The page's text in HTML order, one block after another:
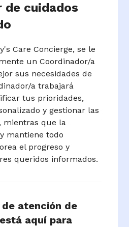
de cuidados
Care Concierge, se le
un Coordinador/a
sus necesidades de
a trabajará
tus prioridades,
y gestionar las
mientras que la
mantiene todo
el progreso y
queridos informados.
de atención de
aquí para